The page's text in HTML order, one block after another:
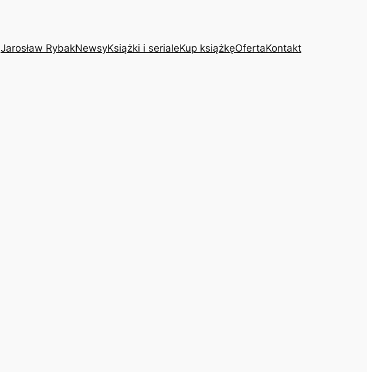
Jarosław RybakNewsyKsiążki i serialeKup książkęOfertaKontakt